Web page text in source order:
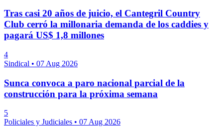
Tras casi 20 años de juicio, el Cantegril Country
Club cerró la millonaria demanda de los caddies y
pagará US$ 1,8 millones
4
Sindical • 07 Aug 2026
Sunca convoca a paro nacional parcial de la
construcción para la próxima semana
5
Policiales y Judiciales • 07 Aug 2026